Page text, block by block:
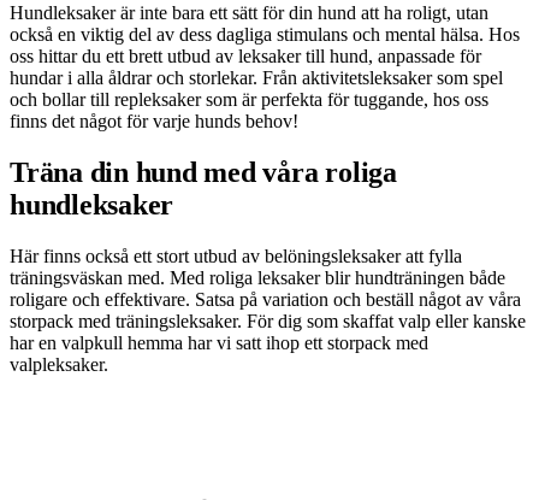
Hundleksaker är inte bara ett sätt för din hund att ha roligt, utan
också en viktig del av dess dagliga stimulans och mental hälsa. Hos
oss hittar du ett brett utbud av leksaker till hund, anpassade för
hundar i alla åldrar och storlekar. Från aktivitetsleksaker som spel
och bollar till repleksaker som är perfekta för tuggande, hos oss
finns det något för varje hunds behov!
Träna din hund med våra roliga
hundleksaker
Här finns också ett stort utbud av belöningsleksaker att fylla
träningsväskan med. Med roliga leksaker blir hundträningen både
roligare och effektivare. Satsa på variation och beställ något av våra
storpack med träningsleksaker. För dig som skaffat valp eller kanske
har en valpkull hemma har vi satt ihop ett storpack med
valpleksaker.